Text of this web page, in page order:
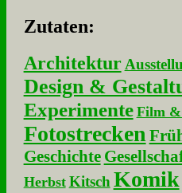
Zu­ta­ten:
Architektur
Design &
Experimente Film &
Fotostrecken
Geschichte
Herbst Kitsch Komik